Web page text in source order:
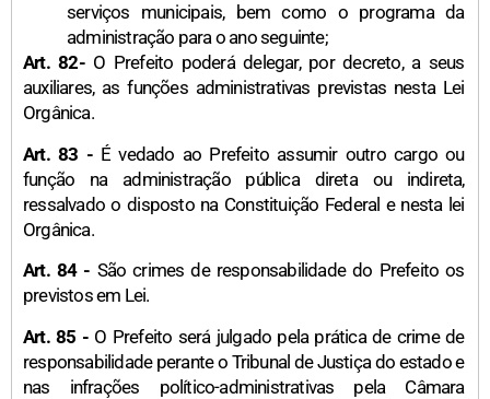
serviços municipais, bem como o programa da
administração para o ano seguinte;
Art. 82-O Prefeito poderá delegar, por decreto, a seus
auxiliares, as funções administrativas previstas nesta Lei
Orgânica.
Art. 83 -É vedado ao Prefeito assumir outro cargo ou
função na administração pública direta ou indireta,
ressalvado o disposto na Constituição Federal e nesta lei
Orgânica.
Art. 84 - São crimes de responsabilidade do Prefeito os
previstos em Lei.
Art. 85 -O Prefeito será julgado pela prática de crime de
responsabilidade perante o Tribunal de Justiça do estado e
nas infrações político-administrativas pela Câmara